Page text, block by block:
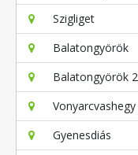
Szigliget
Balatongyörök
Balatongyörök 2
Vonyarcvashegy
Gyenesdiás